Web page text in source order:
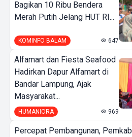
Bagikan 10 Ribu Bendera
Merah Putih Jelang HUT RI...
KOMINFO BALAM 647
Alfamart dan Fiesta Seafood
Hadirkan Dapur Alfamart di
Bandar Lampung, Ajak
Masyarakat...
HUMANIORA 969
Percepat Pembangunan, Pemkab